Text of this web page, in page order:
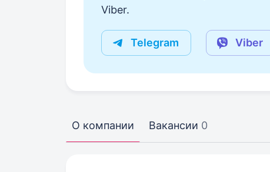
Viber.
Telegram Viber
О компании Вакансии 0